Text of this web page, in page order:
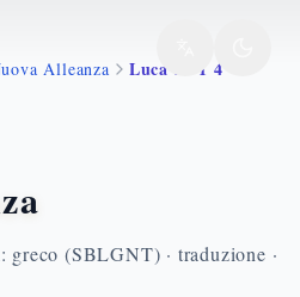
Alleanza Luca 21 1 4
(SBLGNT) · traduzione ·